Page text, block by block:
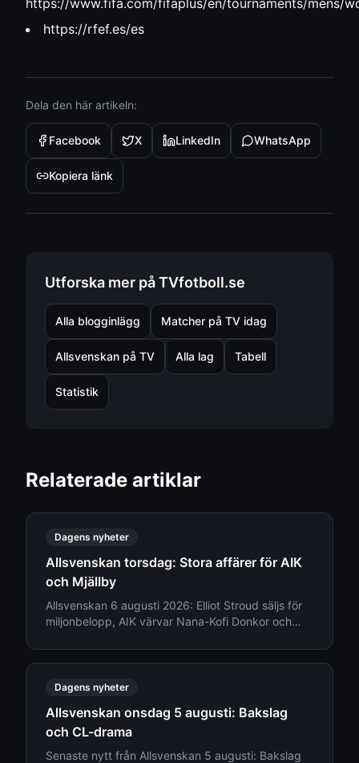
https://www.fifa.com/fifaplus/en/tournaments/mens/
https://rfef.es/es
Dela den här artikeln:
Facebook X LinkedIn WhatsApp
Kopiera länk
Utforska mer på TVfotboll.se
Alla blogginlägg Matcher på TV idag
Allsvenskan på TV Alla lag Tabell
Statistik
Relaterade artiklar
Dagens nyheter
Allsvenskan torsdag: Stora affärer för AIK
och Mjällby
Allsvenskan 6 augusti 2026: Elliot Stroud säljs för
miljonbelopp, AIK värvar Nana-Kofi Donkor och
Dagens nyheter
Allsvenskan onsdag 5 augusti: Bakslag
och CL-drama
Senaste nytt från Allsvenskan 5 augusti: Bakslag